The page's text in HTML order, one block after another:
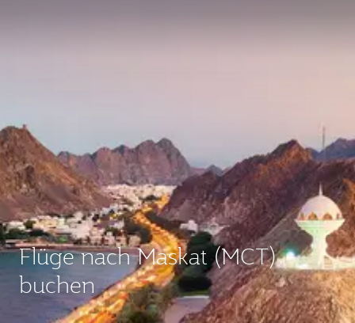
Flüge nach Maskat (MCT)
buchen